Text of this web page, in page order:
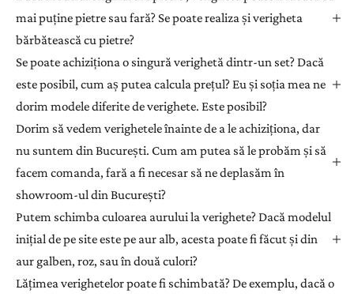
mai puține pietre sau fară? Se poate realiza și verigheta
bărbătească cu pietre?
Se poate achiziționa o singură verighetă dintr-un set? Dacă
este posibil, cum aș putea calcula prețul? Eu și soția mea ne
dorim modele diferite de verighete. Este posibil?
Dorim să vedem verighetele înainte de a le achiziționa, dar
nu suntem din București. Cum am putea să le probăm și să
facem comanda, fară a fi necesar să ne deplasăm în
showroom-ul din București?
Putem schimba culoarea aurului la verighete? Dacă modelul
inițial de pe site este pe aur alb, acesta poate fi făcut și din
aur galben, roz, sau în două culori?
Lățimea verighetelor poate fi schimbată? De exemplu, dacă o